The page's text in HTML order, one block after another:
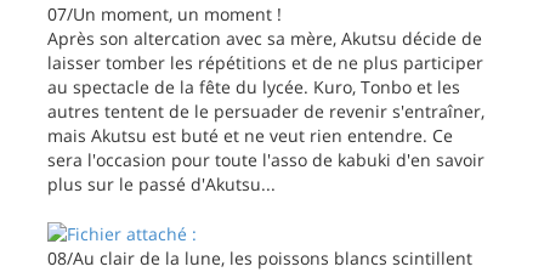
07/Un moment, un moment !
Après son altercation avec sa mère, Akutsu décide de
laisser tomber les répétitions et de ne plus participer
au spectacle de la fête du lycée. Kuro, Tonbo et les
autres tentent de le persuader de revenir s'entraîner,
mais Akutsu est buté et ne veut rien entendre. Ce
sera l'occasion pour toute l'asso de kabuki d'en savoir
plus sur le passé d'Akutsu...
08/Au clair de la lune, les poissons blancs scintillent